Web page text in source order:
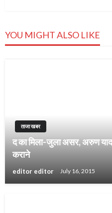
YOU MIGHT ALSO LIKE
ताजा खबर
द का मिला-जुला असर, अरुण
कराने
editor editor July 16, 2015